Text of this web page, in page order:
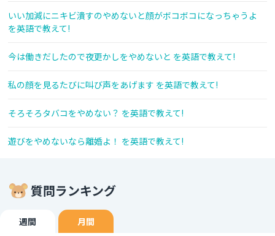
いい加減にニキビ潰すのやめないと顔がボコボコになっちゃうよ
を英語で教えて!
今は働きだしたので夜更かしをやめないと を英語で教えて!
私の顔を見るたびに叫び声をあげます を英語で教えて!
そろそろタバコをやめない？ を英語で教えて!
遊びをやめないなら離婚よ！ を英語で教えて!
質問ランキング
週間 月間